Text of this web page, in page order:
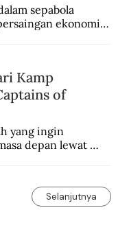
sepabola
ekonomi
Kamp
of
yang ingin
depan lewat
Selanjutnya